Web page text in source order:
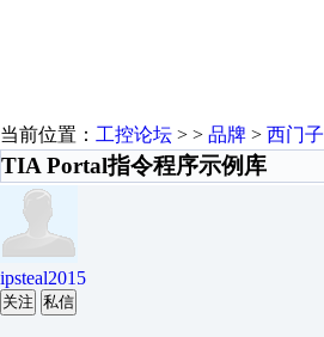
当前位置： 工控论坛 > > 品牌 > 西门子
TIA Portal指令程序示例库
ipsteal2015
关注 私信